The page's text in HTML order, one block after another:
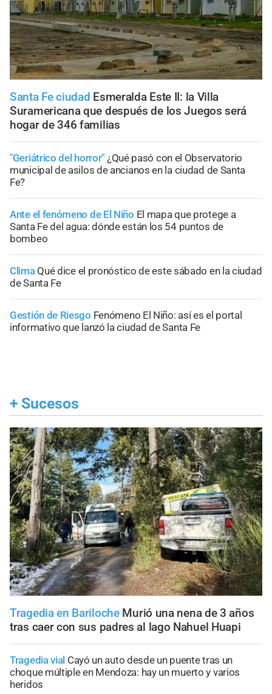
Santa Fe ciudad Esmeralda Este II: la Villa
Suramericana que después de los Juegos será
hogar de 346 familias
"Geriátrico del horror" ¿Qué pasó con el Observatorio
municipal de asilos de ancianos en la ciudad de Santa
Fe?
Ante el fenómeno de El Niño El mapa que protege a
Santa Fe del agua: dónde están los 54 puntos de
bombeo
Clima Qué dice el pronóstico de este sábado en la ciudad
de Santa Fe
Gestión de Riesgo Fenómeno El Niño: así es el portal
informativo que lanzó la ciudad de Santa Fe
+ Sucesos
Tragedia en Bariloche Murió una nena de 3 años
tras caer con sus padres al lago Nahuel Huapi
Tragedia vial Cayó un auto desde un puente tras un
choque múltiple en Mendoza: hay un muerto y varios
heridos